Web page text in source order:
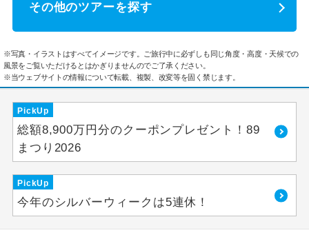
その他のツアーを探す
※写真・イラストはすべてイメージです。ご旅行中に必ずしも同じ角度・高度・天候での
風景をご覧いただけるとはかぎりませんのでご了承ください。
※当ウェブサイトの情報について転載、複製、改変等を固く禁じます。
PickUp
総額8,900万円分のクーポンプレゼント！89
まつり2026
PickUp
今年のシルバーウィークは5連休！